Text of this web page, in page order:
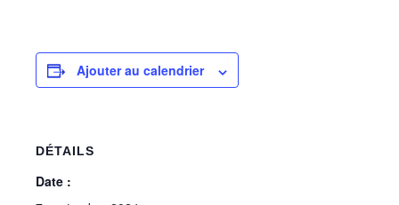
Ajouter au calendrier
DÉTAILS
Date :